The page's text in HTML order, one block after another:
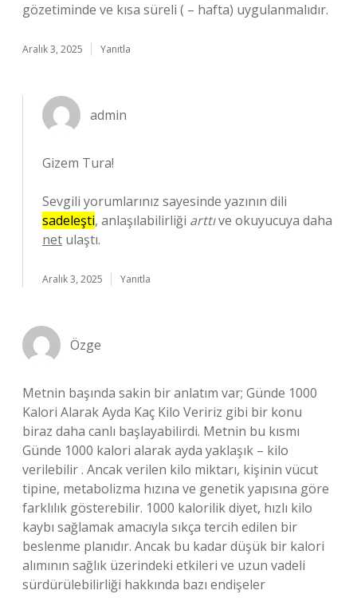
gözetiminde ve kısa süreli ( – hafta) uygulanmalıdır.
Aralık 3, 2025 Yanıtla
admin
Gizem Tura!
Sevgili yorumlarınız sayesinde yazının dili
sadeleşti, anlaşılabilirliği arttıve okuyucuya daha
net ulaştı.
Aralık 3, 2025 Yanıtla
Özge
Metnin başında sakin bir anlatım var; Günde 1000
Kalori Alarak Ayda Kaç Kilo Veririz gibi bir konu
biraz daha canlı başlayabilirdi. Metnin bu kısmı
Günde 1000 kalori alarak ayda yaklaşık – kilo
verilebilir . Ancak verilen kilo miktarı, kişinin vücut
tipine, metabolizma hızına ve genetik yapısına göre
farklılık gösterebilir. 1000 kalorilik diyet, hızlı kilo
kaybı sağlamak amacıyla sıkça tercih edilen bir
beslenme planıdır. Ancak bu kadar düşük bir kalori
alımının sağlık üzerindeki etkileri ve uzun vadeli
sürdürülebilirliği hakkında bazı endişeler